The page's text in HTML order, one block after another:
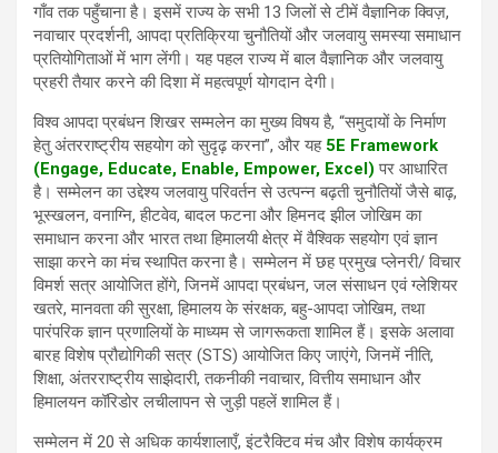
गाँव तक पहुँचाना है। इसमें राज्य के सभी 13 जिलों से टीमें वैज्ञानिक क्विज़,
नवाचार प्रदर्शनी, आपदा प्रतिक्रिया चुनौतियों और जलवायु समस्या समाधान
प्रतियोगिताओं में भाग लेंगी। यह पहल राज्य में बाल वैज्ञानिक और जलवायु
प्रहरी तैयार करने की दिशा में महत्वपूर्ण योगदान देगी।
विश्व आपदा प्रबंधन शिखर सम्मलेन का मुख्य विषय है, “समुदायों के निर्माण
हेतु अंतरराष्ट्रीय सहयोग को सुदृढ़ करना”, और यह5E Framework
(Engage, Educate, Enable, Empower, Excel) पर आधारित
है। सम्मेलन का उद्देश्य जलवायु परिवर्तन से उत्पन्न बढ़ती चुनौतियों जैसे बाढ़,
भूस्खलन, वनाग्नि, हीटवेव, बादल फटना और हिमनद झील जोखिम का
समाधान करना और भारत तथा हिमालयी क्षेत्र में वैश्विक सहयोग एवं ज्ञान
साझा करने का मंच स्थापित करना है। सम्मेलन में छह प्रमुख प्लेनरी/ विचार
विमर्श सत्र आयोजित होंगे, जिनमें आपदा प्रबंधन, जल संसाधन एवं ग्लेशियर
खतरे, मानवता की सुरक्षा, हिमालय के संरक्षक, बहु-आपदा जोखिम, तथा
पारंपरिक ज्ञान प्रणालियों के माध्यम से जागरूकता शामिल हैं। इसके अलावा
बारह विशेष प्रौद्योगिकी सत्र (STS) आयोजित किए जाएंगे, जिनमें नीति,
शिक्षा, अंतरराष्ट्रीय साझेदारी, तकनीकी नवाचार, वित्तीय समाधान और
हिमालयन कॉरिडोर लचीलापन से जुड़ी पहलें शामिल हैं।
सम्मेलन में 20 से अधिक कार्यशालाएँ, इंटरैक्टिव मंच और विशेष कार्यक्रम